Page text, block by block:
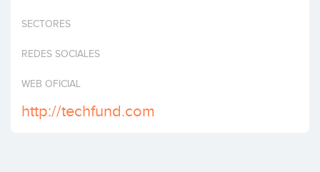
Invertir
SECTORES
REDES SOCIALES
WEB OFICIAL
http://techfund.com